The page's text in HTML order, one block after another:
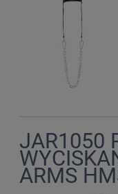
JAR1050
ARMS